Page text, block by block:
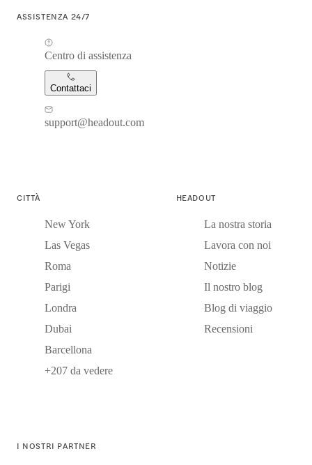
ASSISTENZA 24/7
Centro di assistenza
Contattaci
support@headout.com
CITTÀ
New York
Las Vegas
Roma
Parigi
Londra
Dubai
Barcellona
+207 da vedere
HEADOUT
La nostra storia
Lavora con noi
Notizie
Il nostro blog
Blog di viaggio
Recensioni
I NOSTRI PARTNER